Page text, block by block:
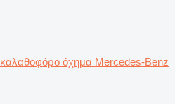
καλαθοφόρο όχημα Mercedes-Benz